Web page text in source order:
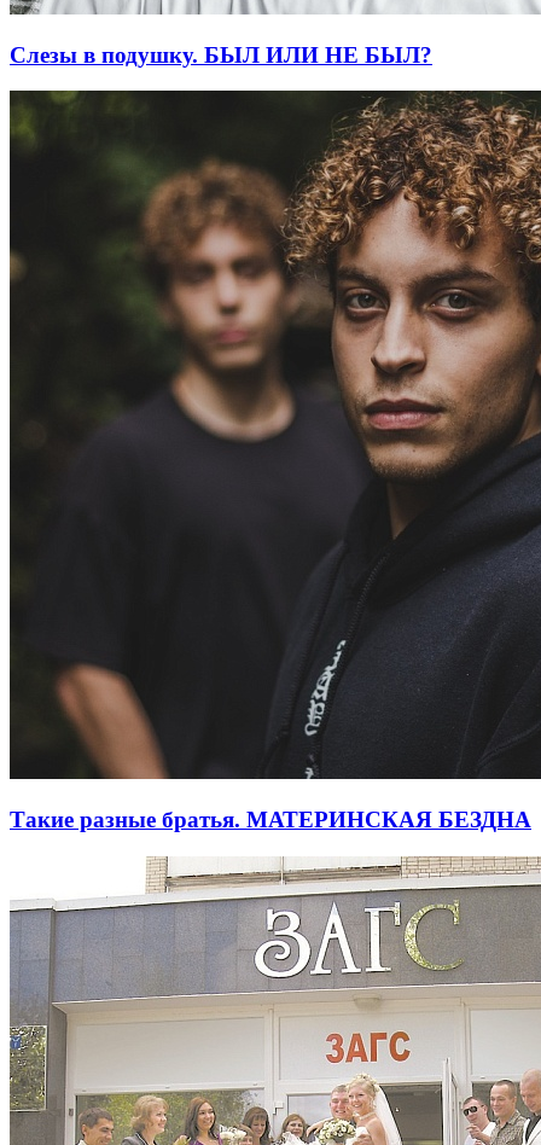
Слезы в подушку. БЫЛ ИЛИ НЕ БЫЛ?
Такие разные братья. МАТЕРИНСКАЯ БЕЗДНА